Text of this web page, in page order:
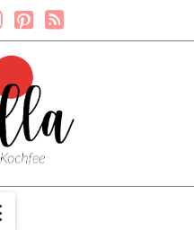
Navigation